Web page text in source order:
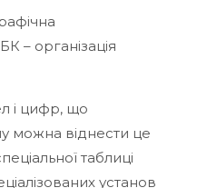
– організація
і цифр, що
можна віднести це
таблиці
установ